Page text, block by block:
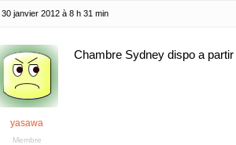
30 janvier 2012 à 8 h 31 min
yasawa
Membre
Chambre Sydney dispo a